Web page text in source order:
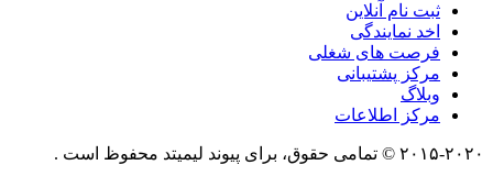
ثبت نام آنلاین
اخد نمایندگی
فرصت های شغلی
مرکز پشتیبانی
وبلاگ
مرکز اطلاعات
۲۰۱۵-۲۰۲۰ © تمامی حقوق، برای پیوند لیمیتد محفوظ است .